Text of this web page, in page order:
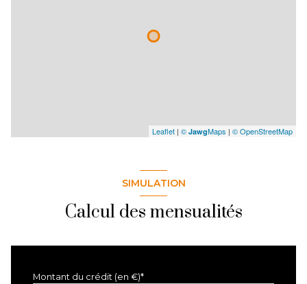
Leaflet | © JawgMaps | © OpenStreetMap
SIMULATION
Calcul des mensualités
Montant du crédit (en €)*